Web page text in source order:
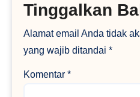
Tinggalkan
Alamat email Anda tidak
yang wajib ditandai*
Komentar*